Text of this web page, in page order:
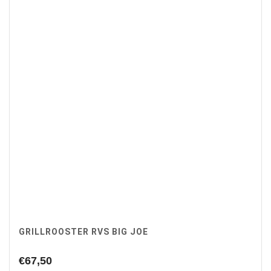
GRILLROOSTER RVS BIG JOE
€67,50